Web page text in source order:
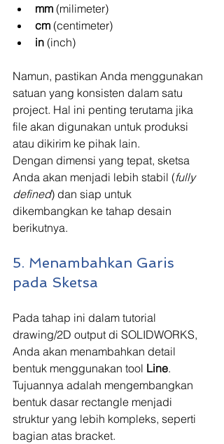
mm (milimeter)
cm (centimeter)
in (inch)
Namun, pastikan Anda menggunakan
satuan yang konsisten dalam satu
project. Hal ini penting terutama jika
file akan digunakan untuk produksi
atau dikirim ke pihak lain.
Dengan dimensi yang tepat, sketsa
Anda akan menjadi lebih stabil (fully
defined) dan siap untuk
dikembangkan ke tahap desain
berikutnya.
5. Menambahkan Garis
pada Sketsa
Pada tahap ini dalam tutorial
drawing/2D output di SOLIDWORKS,
Anda akan menambahkan detail
bentuk menggunakan tool Line.
Tujuannya adalah mengembangkan
bentuk dasar rectangle menjadi
struktur yang lebih kompleks, seperti
bagian atas bracket.